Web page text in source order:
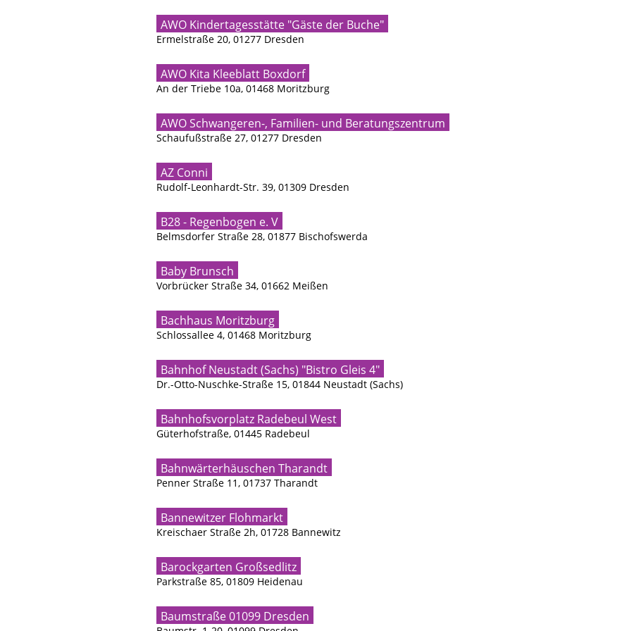
AWO Kindertagesstätte "Gäste der Buche"
Ermelstraße 20, 01277 Dresden
AWO Kita Kleeblatt Boxdorf
An der Triebe 10a, 01468 Moritzburg
AWO Schwangeren-, Familien- und Beratungszentrum
Schaufußstraße 27, 01277 Dresden
AZ Conni
Rudolf-Leonhardt-Str. 39, 01309 Dresden
B28 - Regenbogen e. V
Belmsdorfer Straße 28, 01877 Bischofswerda
Baby Brunsch
Vorbrücker Straße 34, 01662 Meißen
Bachhaus Moritzburg
Schlossallee 4, 01468 Moritzburg
Bahnhof Neustadt (Sachs) "Bistro Gleis 4"
Dr.-Otto-Nuschke-Straße 15, 01844 Neustadt (Sachs)
Bahnhofsvorplatz Radebeul West
Güterhofstraße, 01445 Radebeul
Bahnwärterhäuschen Tharandt
Penner Straße 11, 01737 Tharandt
Bannewitzer Flohmarkt
Kreischaer Straße 2h, 01728 Bannewitz
Barockgarten Großsedlitz
Parkstraße 85, 01809 Heidenau
Baumstraße 01099 Dresden